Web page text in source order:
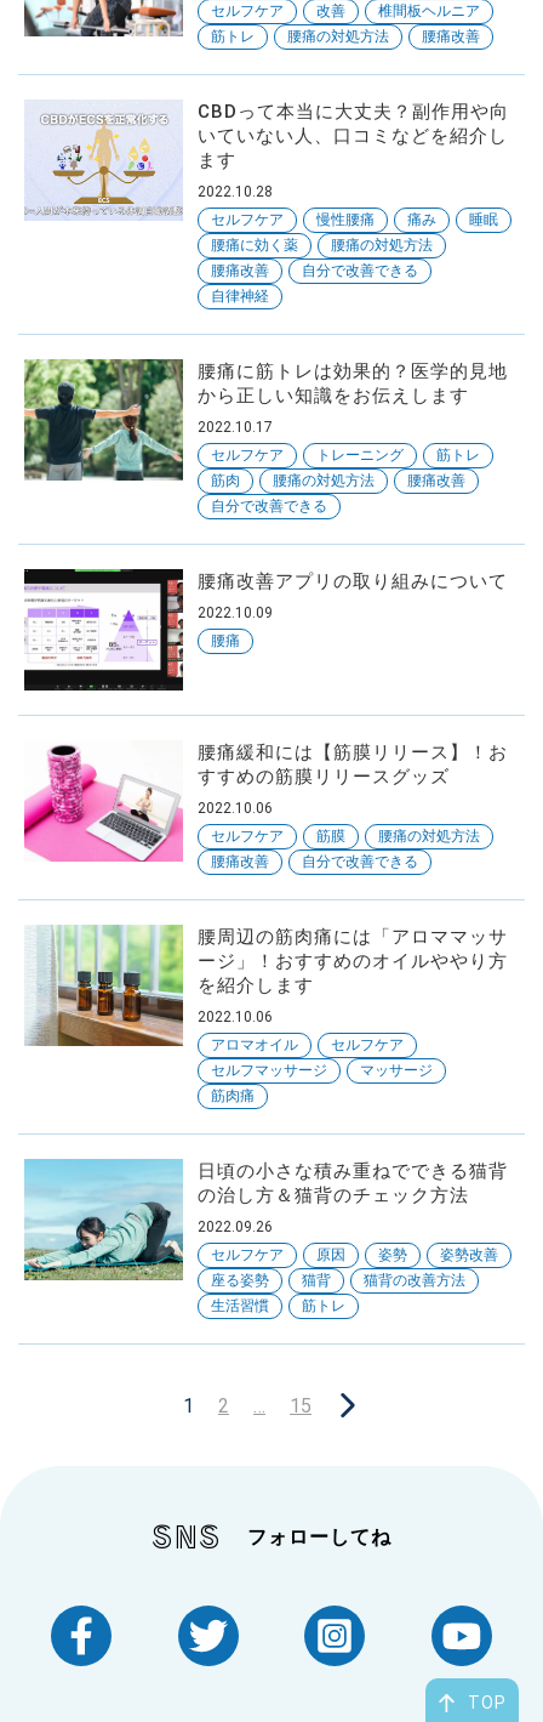
セルフケア
改善
椎間板ヘルニア
筋トレ
腰痛の対処方法 腰痛改善
CBDって本当に大丈夫？副作用や向
いていない人、口コミなどを紹介し
ます
2022.10.28
セルフケア
慢性腰痛 痛み
睡眠
腰痛に効く薬
腰痛の対処方法
腰痛改善
自分で改善できる
自律神経
腰痛に筋トレは効果的？医学的見地
から正しい知識をお伝えします
2022.10.17
セルフケア
トレーニング
筋トレ
筋肉
腰痛の対処方法
腰痛改善
自分で改善できる
腰痛改善アプリの取り組みについて
2022.10.09
腰痛
腰痛緩和には【筋膜リリース】！お
すすめの筋膜リリースグッズ
2022.10.06
セルフケア
筋膜
腰痛の対処方法
腰痛改善
自分で改善できる
腰周辺の筋肉痛には「アロママッサ
ージ」！おすすめのオイルややり方
を紹介します
2022.10.06
アロマオイル
セルフケア
セルフマッサージ
マッサージ
筋肉痛
日頃の小さな積み重ねでできる猫背
の治し方＆猫背のチェック方法
2022.09.26
セルフケア
原因 姿勢
姿勢改善
座る姿勢
猫背
猫背の改善方法
生活習慣
筋トレ
1 2 15
SNS フォローしてね
TOP